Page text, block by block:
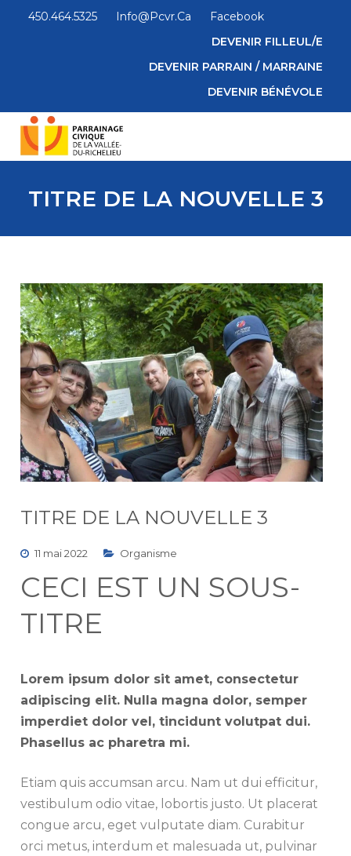
450.464.5325 Info@pcvr.ca
Facebook
DEVENIR FILLEUL/E
DEVENIR PARRAIN / MARRAINE
DEVENIR BÉNÉVOLE
TITRE DE LA NOUVELLE 3
TITRE DE LA NOUVELLE 3
11 mai 2022 Organisme
CECI EST UN SOUS-
TITRE
Lorem ipsum dolor sit amet, consectetur
adipiscing elit. Nulla magna dolor, semper
imperdiet dolor vel, tincidunt volutpat dui.
Phasellus ac pharetra mi.
Etiam quis accumsan arcu. Nam ut dui efficitur,
vestibulum odio vitae, lobortis justo. Ut placerat
congue arcu, eget vulputate diam. Curabitur
orci metus, interdum et malesuada ut, pulvinar